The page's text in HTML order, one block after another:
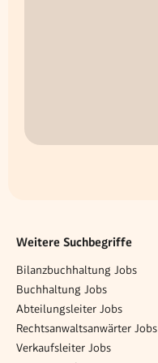
Weitere Suchbegriffe
Bilanzbuchhaltung Jobs
Buchhaltung Jobs
Abteilungsleiter Jobs
Rechtsanwaltsanwärter Jobs
Verkaufsleiter Jobs